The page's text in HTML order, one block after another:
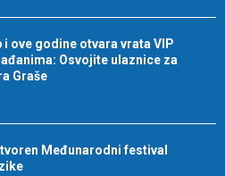
i ove godine otvara vrata VIP
Osvojite ulaznice za
Graše
Međunarodni festival